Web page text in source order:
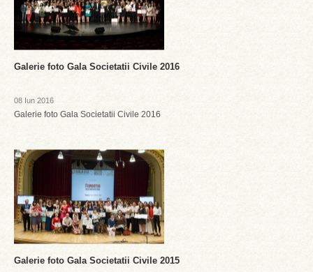
Galerie foto Gala Societatii Civile 2016
08 Iun 2016
Galerie foto Gala Societatii Civile 2016
Galerie foto Gala Societatii Civile 2015